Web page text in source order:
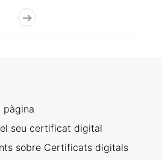
pàgina
seu certificat digital
sobre Certificats digitals